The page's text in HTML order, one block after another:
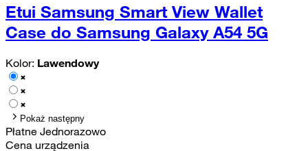
Etui Samsung Smart View Wallet
Case do Samsung Galaxy A54 5G
Kolor: Lawendowy
Pokaż następny
Płatne Jednorazowo
Cena urządzenia